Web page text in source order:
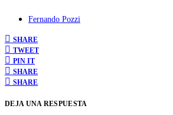
Fernando Pozzi
SHARE
TWEET
PIN IT
SHARE
SHARE
DEJA UNA RESPUESTA